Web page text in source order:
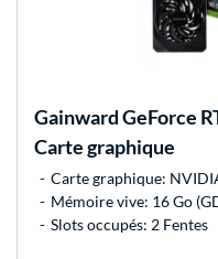
GainwardGeForce
Carte graphique
Carte graphique:
Mémoire vive: 16 Go
Slots occupés: 2 Fentes